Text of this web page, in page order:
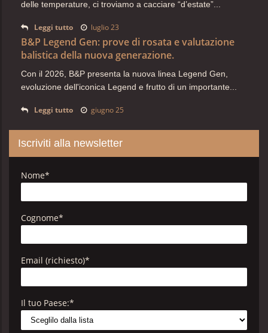
delle temperature, ci troviamo a cacciare “d’estate”...
Leggi tutto luglio 23
B&P Legend Gen: prove di rosata e valutazione
balistica della nuova generazione.
Con il 2026, B&P presenta la nuova linea Legend Gen,
evoluzione dell'iconica Legend e frutto di un importante...
Leggi tutto giugno 25
Iscriviti alla newsletter
Nome*
Cognome*
Email (richiesto)*
Il tuo Paese:*